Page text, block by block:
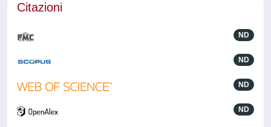
Citazioni
ND
ND
ND
ND